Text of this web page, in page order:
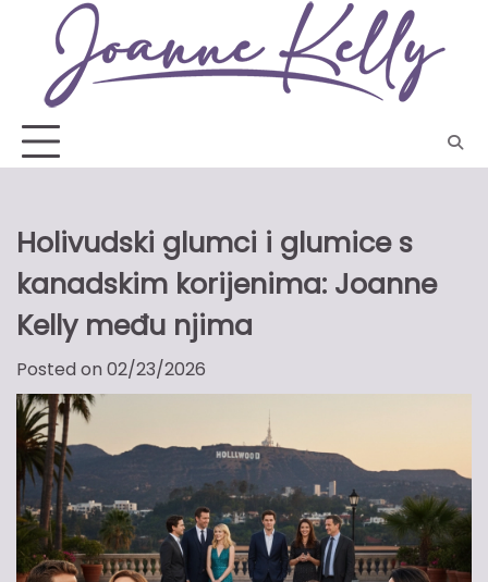
content
Holivudski glumci i glumice s
kanadskim korijenima: Joanne
Kelly među njima
Posted on 02/23/2026